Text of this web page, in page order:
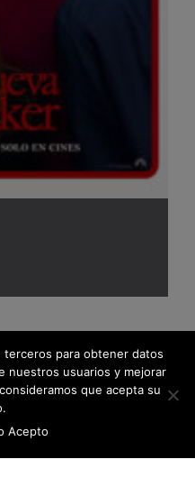
los derechos reservados
terceros para obtener datos
nuestros usuarios y mejorar
que acepta su
Acepto